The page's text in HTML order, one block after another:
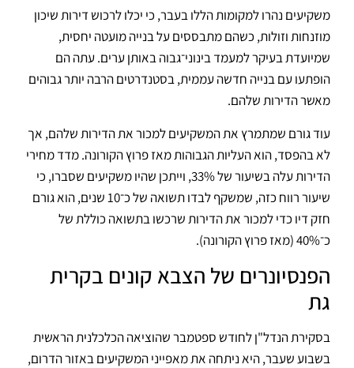
משקיעים נהרו למקומות הללו בעבר, כי יכלו לרכוש דירות שיכון
מוזנחות וזולות, כשהם מתבססים על בנייה מועטה יחסית,
שמיועדת בעיקר למעמד בינוני־גבוה באותן ערים. עתה הם
הופתעו עם בנייה חדשה עממית, בסטנדרטים הרבה יותר גבוהים
מאשר הדירות שלהם.
עוד גורם שמתמרץ את המשקיעים למכור את הדירות שלהם, אך
לא בהפסד, הוא העליות הגבוהות מאז פרוץ הקורונה. מדד מחירי
הדירות עלה בשיעור של 33%, וייתכן שהיו משקיעים שסברו, כי
שיעור רווח כזה, שמשקף לבדו תשואה של כ־10 שנים, הוא גורם
חזק דיו כדי למכור את הדירות שרכשו בתשואה כוללת של
כ־40% (מאז פרוץ הקורונה).
הפנסיונרים של הצבא קונים בקרית
גת
בסקירת הנדל"ן לחודש ספטמבר שהוציאה הכלכלנית הראשית
בשבוע שעבר, היא ניתחה את מאפייני המשקיעים באזור הדרום,